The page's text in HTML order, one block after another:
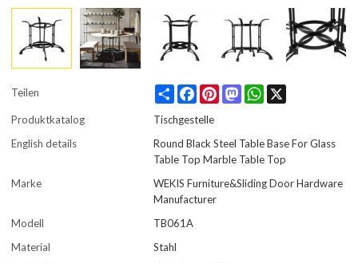
Teilen Share FacebookPinterestMastodonWhatsApp
Produktkatalog
Tischgestelle
English details
Round Black Steel Table Base For Glass
Table Top Marble Table Top
Marke
WEKIS Furniture&Sliding Door Hardware
Manufacturer
Modell
TB061A
Material
Stahl